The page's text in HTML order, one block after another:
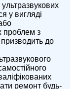
у вигляді
проблем з
до
ремонт будь-